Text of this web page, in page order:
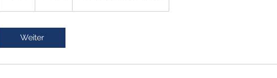
S
d
Weiter